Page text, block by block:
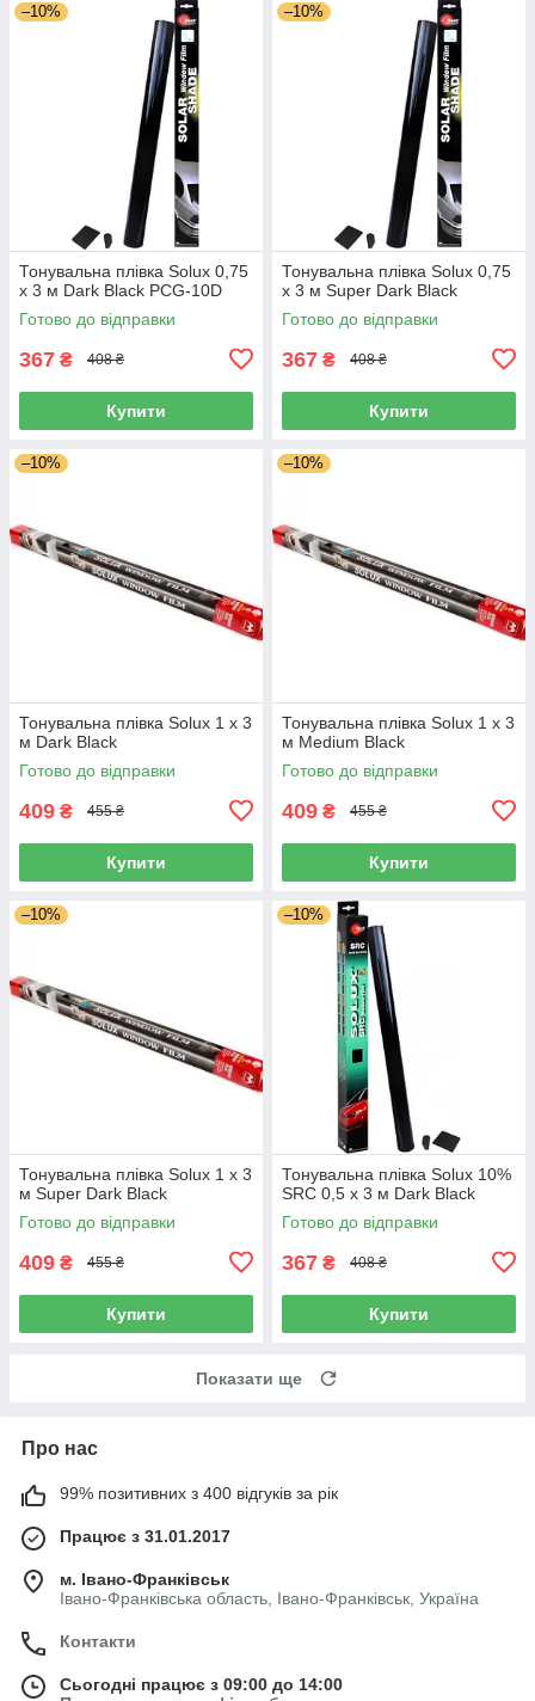
–10%
Тонувальна плівка Solux 0,75
х 3 м Dark Black PCG-10D
Готово до відправки
367 ₴ 408 ₴
Купити
–10%
Тонувальна плівка Solux 0,75
х 3 м Super Dark Black
Готово до відправки
367 ₴ 408 ₴
Купити
–10%
Тонувальна плівка Solux 1 х 3
м Dark Black
Готово до відправки
409 ₴ 455 ₴
Купити
–10%
Тонувальна плівка Solux 1 х 3
м Medium Black
Готово до відправки
409 ₴ 455 ₴
Купити
–10%
Тонувальна плівка Solux 1 х 3
м Super Dark Black
Готово до відправки
409 ₴ 455 ₴
Купити
–10%
Тонувальна плівка Solux 10%
SRC 0,5 х 3 м Dark Black
Готово до відправки
367 ₴ 408 ₴
Купити
Показати ще
Про нас
99% позитивних з 400 відгуків за рік
Працює з 31.01.2017
м. Івано-Франківськ
Івано-Франківська область, Івано-Франківськ, Україна
Контакти
Сьогодні працює з 09:00 до 14:00